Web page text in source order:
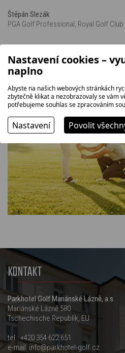
Štěpán Slezák
PGA Golf Professional, Royal Golf
KONTAKT
Parkhotel Golf Mariánské Lázně, a.s.
Mariánské Lázně 580
Tschechische Republik, EU
tel.:+420 354 622 651
e-mail: info@parkhotel-golf.cz
Nastavení cookies –
naplno
Abyste na našich webových stránkách
zbytečně klikat a nezobrazovaly se vám
potřebujeme souhlas se zpracováním
Nastavení Povolit